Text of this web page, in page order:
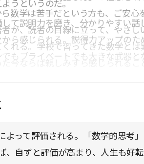
うというのだ。
ら数学は苦手だという方も、ご安心
が、読者の目線に立って、やさし
くれる。学校で習ってきた数学と
て説明力を磨き、分かりやすい話
ら感じられる。説得力アップのた
でもプライベートでも大きな武器と
よって評価される。「数学的思考
、自ずと評価が高まり、人生も好転